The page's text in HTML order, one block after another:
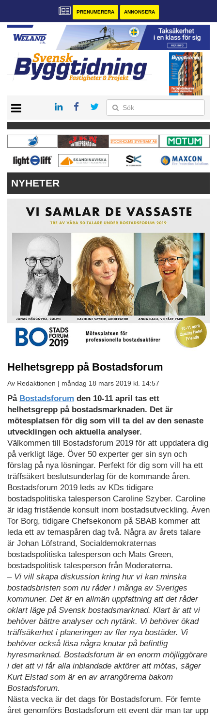
PRENUMERERA ANNONSERA
PRENUMERERA
VÅRA ANDRA MAGASIN
ANNONSERA
NYHETER
Helhetsgrepp på Bostadsforum
Av Redaktionen | måndag 18 mars 2019 kl. 14:57
På Bostadsforum den 10-11 april tas ett
helhetsgrepp på bostadsmarknaden. Det är
mötesplatsen för dig som vill ta del av den senaste
utvecklingen och aktuella analyser.
Välkommen till Bostadsforum 2019 för att uppdatera dig
på verkligt läge. Över 50 experter ger sin syn och
förslag på nya lösningar. Perfekt för dig som vill ha ett
träffsäkert beslutsunderlag för de kommande åren.
Bostadsforum 2019 leds av KDs tidigare
bostadspolitiska talesperson Caroline Szyber. Caroline
är idag fristående konsult inom bostadsutveckling. Även
Tor Borg, tidigare Chefsekonom på SBAB kommer att
leda ett av temaspåren dag två. Några av årets talare
är Johan Löfstrand, Socialdemokraternas
bostadspolitiska talesperson och Mats Green,
bostadspolitisk talesperson från Moderaterna.
– Vi vill skapa diskussion kring hur vi kan minska
bostadsbristen som nu råder i många av Sveriges
kommuner. Det är en allmän uppfattning att det råder
oklart läge på Svensk bostadsmarknad. Klart är att vi
behöver bättre analyser och nytänk. Vi behöver ökad
träffsäkerhet i planeringen av fler nya bostäder. Vi
behöver också lösa några knutar på befintlig
hyresmarknad. Bostadsforum är en enorm möjliggörare
i det att vi får alla inblandade aktörer att mötas, säger
Kurt Elstad som är en av arrangörerna bakom
Bostadsforum.
Nästa vecka är det dags för Bostadsforum. För femte
året genomförs Bostadsforum ett event där man tar upp